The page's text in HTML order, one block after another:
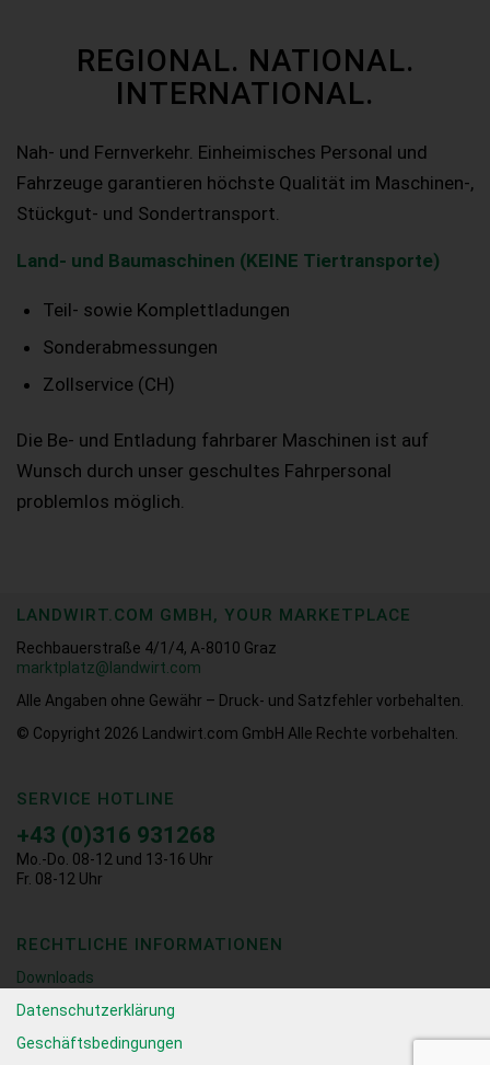
REGIONAL. NATIONAL.
INTERNATIONAL.
Nah- und Fernverkehr. Einheimisches Personal und
Fahrzeuge garantieren höchste Qualität im Maschinen-,
Stückgut- und Sondertransport.
Land- und Baumaschinen (KEINE Tiertransporte)
Teil- sowie Komplettladungen
Sonderabmessungen
Zollservice (CH)
Die Be- und Entladung fahrbarer Maschinen ist auf
Wunsch durch unser geschultes Fahrpersonal
problemlos möglich.
LANDWIRT.COM GMBH, YOUR MARKETPLACE
Rechbauerstraße 4/1/4, A-8010 Graz
marktplatz@landwirt.com
Alle Angaben ohne Gewähr – Druck- und Satzfehler vorbehalten.
© Copyright 2026
Landwirt.com GmbH Alle Rechte vorbehalten.
SERVICE HOTLINE
+43 (0)316 931268
Mo.-Do. 08-12 und 13-16 Uhr
Fr. 08-12 Uhr
RECHTLICHE INFORMATIONEN
Downloads
Datenschutzerklärung
Geschäftsbedingungen